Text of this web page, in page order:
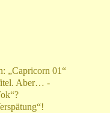
„Capricorn 01“
Aber… -